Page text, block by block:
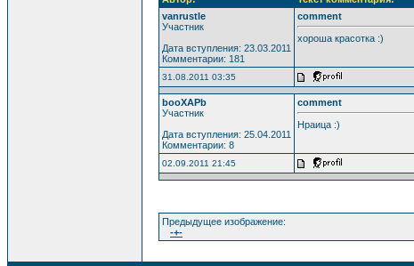
vanrustle
Участник
Дата вступления: 23.03.2011
Комментарии: 181
comment
хороша красотка :)
31.08.2011 03:35
booXAPb
Участник
Дата вступления: 25.04.2011
Комментарии: 8
comment
Нраица :)
02.09.2011 21:45
Предыдущее изображение:
-+-